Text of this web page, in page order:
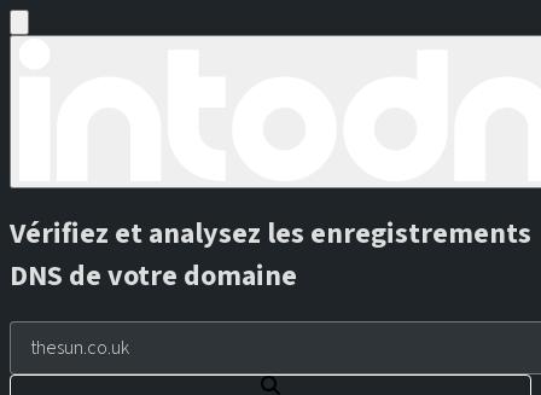
Vérifiez et analysez les enregistrements
DNS de votre domaine